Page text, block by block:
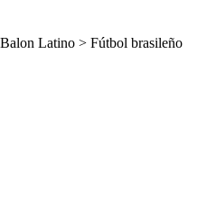
Balon Latino > Fútbol brasileño